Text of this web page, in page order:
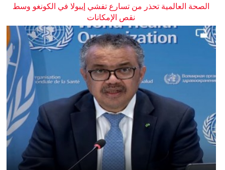
الصحة العالمية تحذر من تسارع تفشي إيبولا في الكونغو وسط
نقص الإمكانات